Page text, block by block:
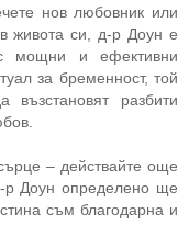
нов любовник или
живота си, д-р Доун е
мощни и ефективни
за бременност, той
разбити
– действайте още
р Доун определено ще
съм благодарна и